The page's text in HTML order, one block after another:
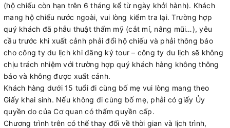
(hộ chiếu còn hạn trên 6 tháng kể từ ngày khởi hành). Khách
mang hộ chiếu nước ngoài, vui lòng kiểm tra lại. Trường hợp
quý khách đã phẫu thuật thẩm mỹ (cắt mí, nâng mũi…), yêu
cầu trước khi xuất cảnh phải đổi hộ chiếu và phải thông báo
cho công ty du lịch khi đăng ký tour – công ty du lịch sẽ không
chịu trách nhiệm với trường hợp quý khách hàng không thông
báo và không được xuất cảnh.
Khách hàng dưới 15 tuổi đi cùng bố mẹ vui lòng mang theo
Giấy khai sinh. Nếu không đi cùng bố mẹ, phải có giấy Ủy
quyền do của Cơ quan có thẩm quyền cấp.
Chương trình trên có thể thay đổi về thời gian và lịch trình,